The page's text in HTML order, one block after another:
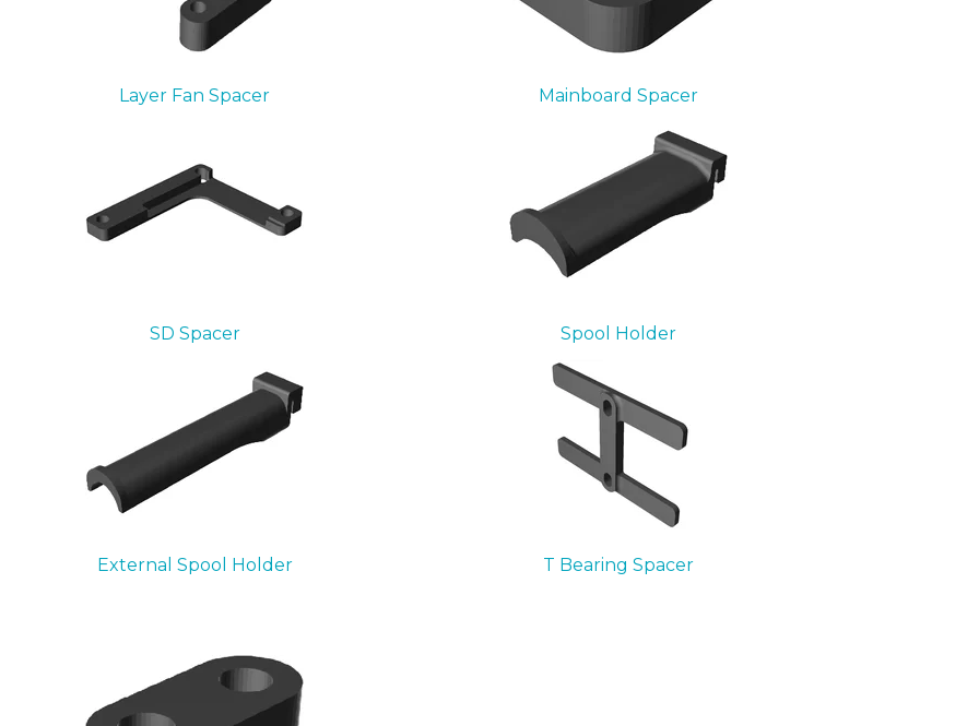
Layer Fan Spacer Mainboard Spacer
SD Spacer Spool Holder
External Spool Holder T Bearing Spacer